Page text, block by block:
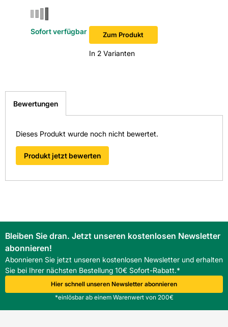
Zum Produkt
In 2 Varianten
Sofort verfügbar
Bewertungen
Dieses Produkt wurde noch nicht bewertet.
Produkt jetzt bewerten
Bleiben Sie dran. Jetzt unseren kostenlosen Newsletter
abonnieren!
Abonnieren Sie jetzt unseren kostenlosen Newsletter und erhalten
Sie bei Ihrer nächsten Bestellung 10€ Sofort-Rabatt.*
Hier schnell unseren Newsletter abonnieren
*einlösbar ab einem Warenwert von 200€